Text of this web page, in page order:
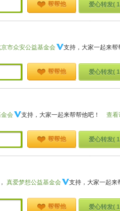
帮帮他 爱心转发(
市众安公益基金会 支持，大家一起来帮
帮帮他 爱心转发(
会 支持，大家一起来帮帮他吧！ 查看
帮帮他 爱心转发(
真爱梦想公益基金会 支持，大家一起来
帮帮他 爱心转发(